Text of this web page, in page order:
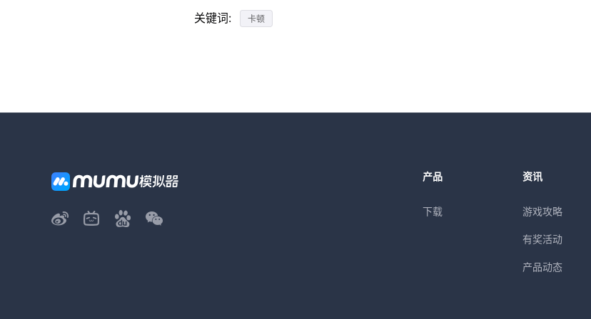
关键词: 卡顿
产品
下载
资讯
游戏攻略
有奖活动
产品动态